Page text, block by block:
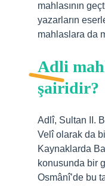
mahlasının
yazarların
mahlaslara da
Adli
şairidir?
Adlî, Sultan II.
Velî olarak da
Kaynaklarda
konusunda bir
Osmânî’de bu